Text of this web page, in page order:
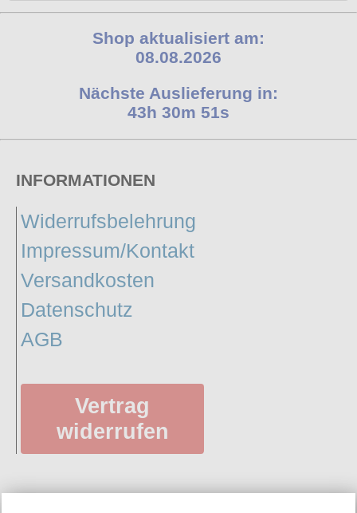
Shop aktualisiert am:
08.08.2026
Nächste Auslieferung in:
43h 30m 50s
INFORMATIONEN
Widerrufsbelehrung
Impressum/Kontakt
Versandkosten
Datenschutz
AGB
Vertrag
widerrufen